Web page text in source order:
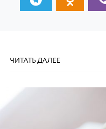
ЧИТАТЬ ДАЛЕЕ